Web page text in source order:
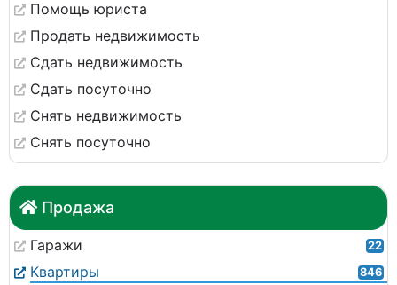
Помощь юриста
Продать недвижимость
Сдать недвижимость
Сдать посуточно
Снять недвижимость
Снять посуточно
Продажа
Гаражи 22
Квартиры 846